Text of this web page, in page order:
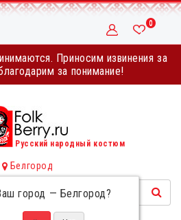
Приносим извинения за
за понимание!
0
Русский народный костюм
Белгород
город — Белгород?